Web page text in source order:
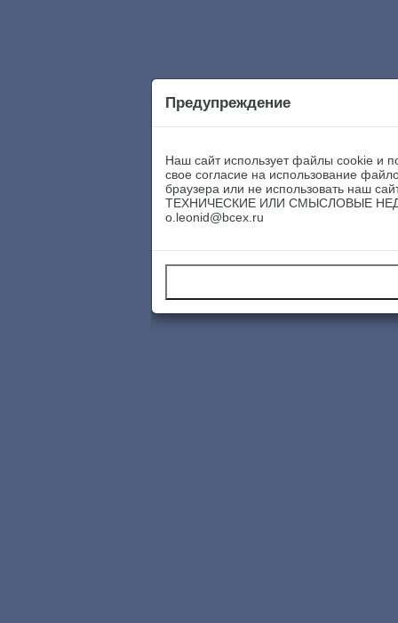
Предупреждение
Наш сайт использует файлы cookie и
свое согласие на использование
браузера или не использовать
ТЕХНИЧЕСКИЕ ИЛИ СМЫСЛОВЫЕ
o.leonid@bcex.ru